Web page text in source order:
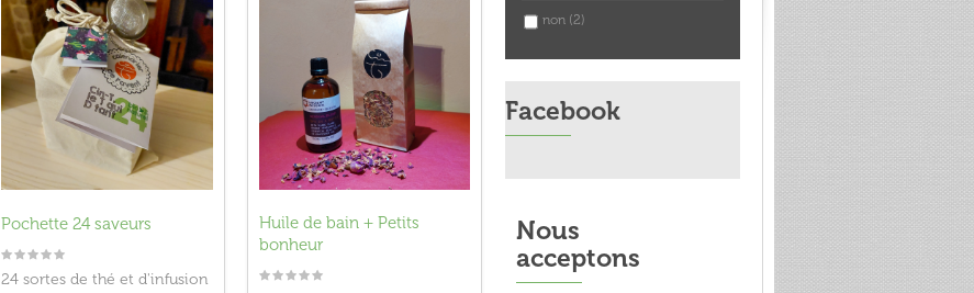
Pochette 24 saveurs
24 sortes de thé et d'infusion
Huile de bain + Petits
bonheur
non(2)
Facebook
Nous
acceptons